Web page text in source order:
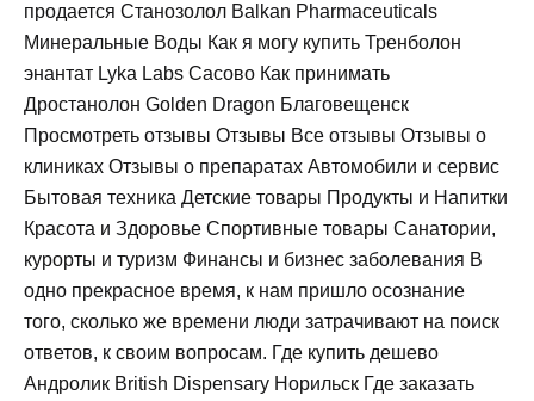
продается Станозолол Balkan Pharmaceuticals
Минеральные Воды Как я могу купить Тренболон
энантат Lyka Labs Сасово Как принимать
Дростанолон Golden Dragon Благовещенск
Просмотреть отзывы Отзывы Все отзывы Отзывы о
клиниках Отзывы о препаратах Автомобили и сервис
Бытовая техника Детские товары Продукты и Напитки
Красота и Здоровье Спортивные товары Санатории,
курорты и туризм Финансы и бизнес заболевания В
одно прекрасное время, к нам пришло осознание
того, сколько же времени люди затрачивают на поиск
ответов, к своим вопросам. Где купить дешево
Андролик British Dispensary Норильск Где заказать